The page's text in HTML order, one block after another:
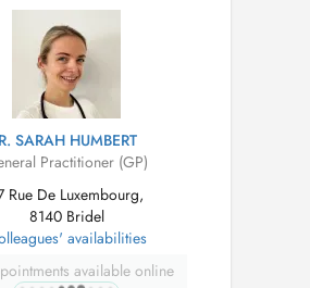
SARAH HUMBERT
Practitioner (GP)
Rue De Luxembourg,
8140 Bridel
availabilities
available online